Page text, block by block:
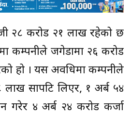
२८ करोड २१ लाख रहेको छ
कम्पनीले जगेडामा २६ करोड
हो । यस अवधिमा कम्पनीले
सापटि लिएर, १ अर्ब ५४
गरेर ४ अर्ब २४ करोड कर्जा